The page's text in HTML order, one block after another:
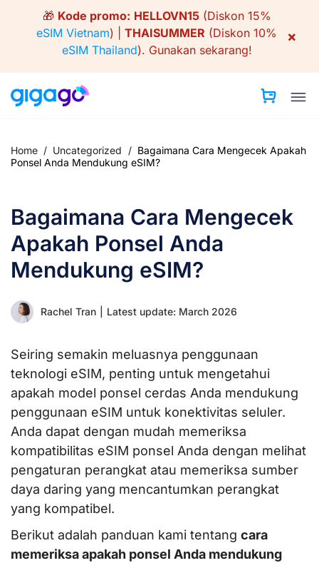
🎁 Kode promo: HELLOVN15(Diskon 15%
eSIM Vietnam) | THAISUMMER (Diskon 10%
eSIM Thailand). Gunakan sekarang!
×
Home / Uncategorized / Bagaimana Cara Mengecek Apakah
Ponsel Anda Mendukung eSIM?
Bagaimana Cara Mengecek
Apakah Ponsel Anda
Mendukung eSIM?
Rachel Tran Latest update: March 2026
Seiring semakin meluasnya penggunaan
teknologi eSIM, penting untuk mengetahui
apakah model ponsel cerdas Anda mendukung
penggunaan eSIM untuk konektivitas seluler.
Anda dapat dengan mudah memeriksa
kompatibilitas eSIM ponsel Anda dengan melihat
pengaturan perangkat atau memeriksa sumber
daya daring yang mencantumkan perangkat
yang kompatibel.
Berikut adalah panduan kami tentang cara
memeriksa apakah ponsel Anda mendukung